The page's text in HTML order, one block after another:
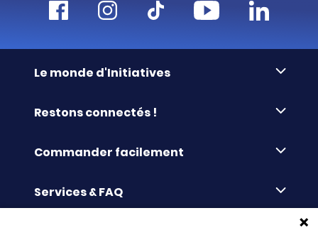
Le monde d'Initiatives
Initiatives-cœur
Enquête de satisfaction
Restons connectés !
La newsletter
Commander facilement
Services & FAQ